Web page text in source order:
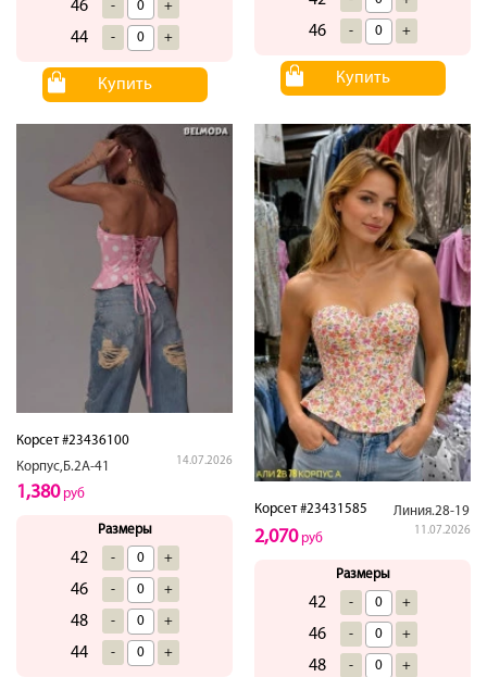
46 - +
44 - +
Купить
46 - +
Купить
Корсет #23436100
Корпус,Б.2А-41
14.07.2026
1,380руб
Размеры
42 - +
46 - +
48 - +
44 - +
Корсет #23431585 Линия.28-19
11.07.2026
2,070руб
Размеры
42 - +
46 - +
48 - +